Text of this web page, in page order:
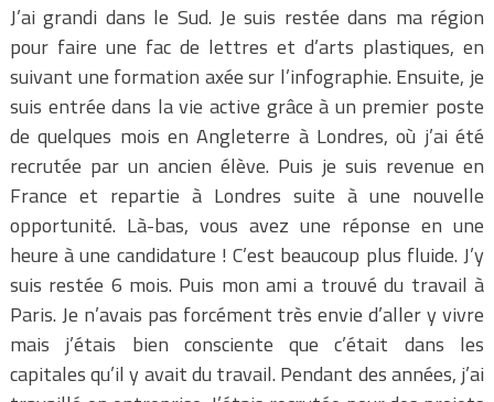
J’ai grandi dans le Sud. Je suis restée dans ma région
pour faire une fac de lettres et d’arts plastiques, en
suivant une formation axée sur l’infographie. Ensuite, je
suis entrée dans la vie active grâce à un premier poste
de quelques mois en Angleterre à Londres, où j’ai été
recrutée par un ancien élève. Puis je suis revenue en
France et repartie à Londres suite à une nouvelle
opportunité. Là-bas, vous avez une réponse en une
heure à une candidature ! C’est beaucoup plus fluide. J’y
suis restée 6 mois. Puis mon ami a trouvé du travail à
Paris. Je n’avais pas forcément très envie d’aller y vivre
mais j’étais bien consciente que c’était dans les
capitales qu’il y avait du travail. Pendant des années, j’ai